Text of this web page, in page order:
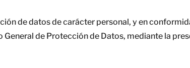
de datos de carácter personal, y en
de Protección de Datos, mediante la